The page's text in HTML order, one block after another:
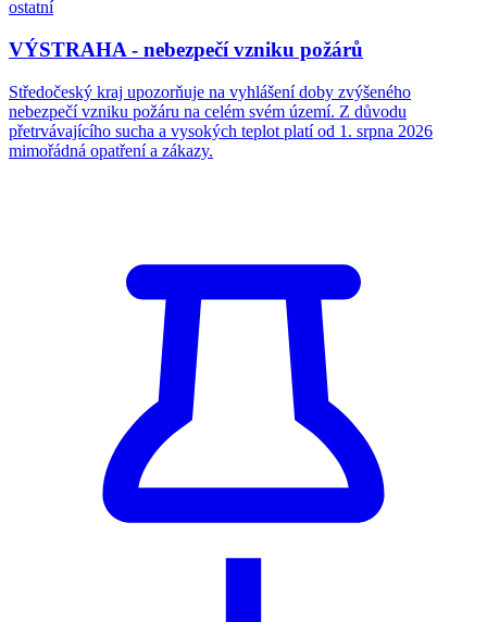
ostatní
VÝSTRAHA - nebezpečí vzniku požárů
Středočeský kraj upozorňuje na vyhlášení doby zvýšeného
nebezpečí vzniku požáru na celém svém území. Z důvodu
přetrvávajícího sucha a vysokých teplot platí od 1. srpna 2026
mimořádná opatření a zákazy.